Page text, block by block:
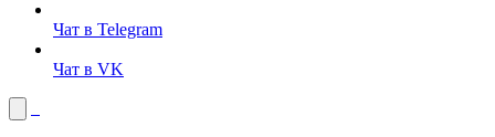
Чат в Telegram
Чат в VK